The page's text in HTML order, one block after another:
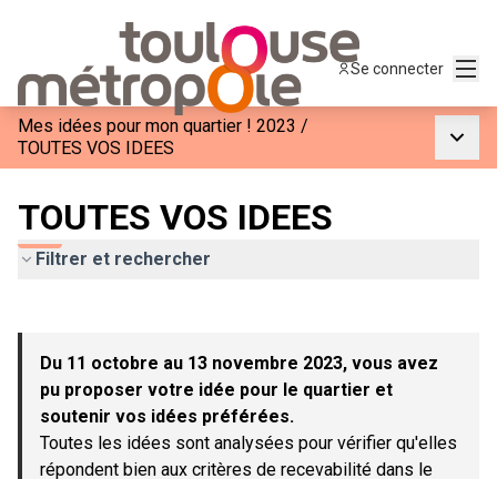
Se connecter
Mes idées pour mon quartier ! 2023 /
TOUTES VOS IDEES
TOUTES VOS IDEES
Filtrer et rechercher
−
Du 11 octobre au 13 novembre 2023, vous avez
pu proposer votre idée pour le quartier et
soutenir vos idées préférées.
Toutes les idées sont analysées pour vérifier qu'elles
répondent bien aux critères de recevabilité dans le